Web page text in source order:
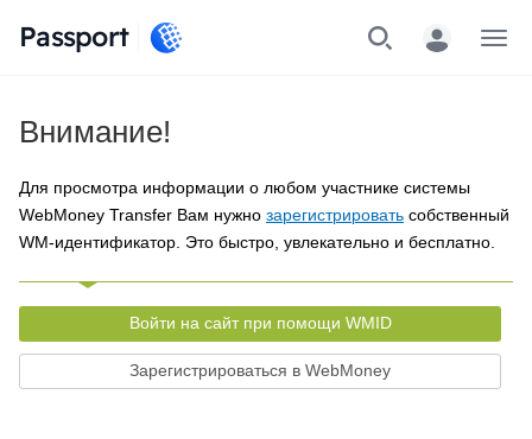
Passport
Внимание!
Для просмотра информации о любом участнике системы
WebMoney Transfer Вам нужно зарегистрировать собственный
WM-идентификатор. Это быстро, увлекательно и бесплатно.
Войти на сайт при помощи WMID
Зарегистрироваться в WebMoney